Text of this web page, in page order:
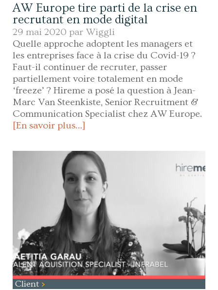
AW Europe tire parti de la crise en
recrutant en mode digital
29 mai 2020 par Wiggli
Quelle approche adoptent les managers et
les entreprises face à la crise du Covid-19 ?
Faut-il continuer de recruter, passer
partiellement voire totalement en mode
‘freeze’ ? Hireme a posé la question à Jean-
Marc Van Steenkiste, Senior Recruitment &
Communication Specialist chez AW Europe.
[En savoir plus…]
Client